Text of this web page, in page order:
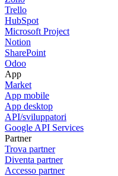
Trello
HubSpot
Microsoft Project
Notion
SharePoint
Odoo
App
Market
App mobile
App desktop
API/sviluppatori
Google API Services
Partner
Trova partner
Diventa partner
Accesso partner